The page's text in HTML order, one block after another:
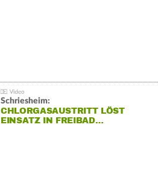
Schriesheim:
CHLORGASAUSTRITT LÖST
EINSATZ IN FREIBAD…